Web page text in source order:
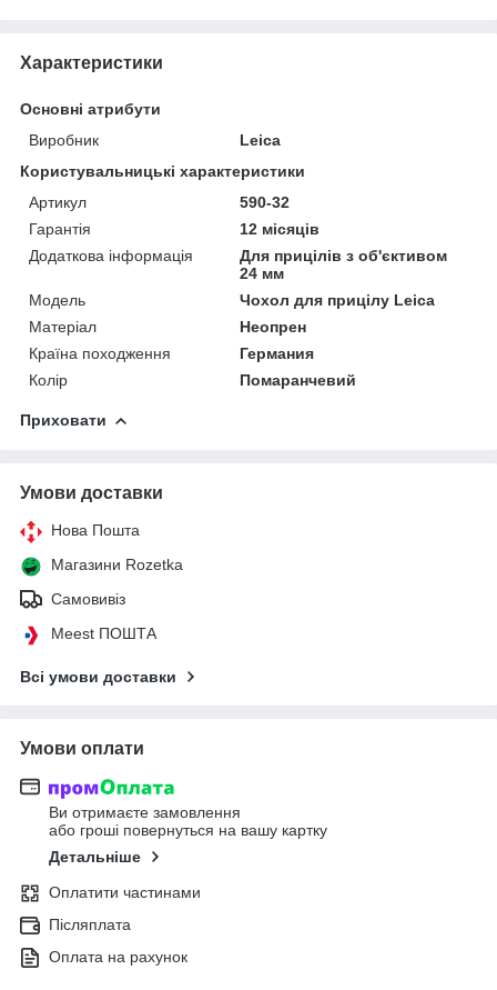
Характеристики
Основні атрибути
Виробник
Leica
Користувальницькі характеристики
Артикул
590-32
Гарантія
12 місяців
Додаткова інформація
Для прицілів з об'єктивом
24 мм
Мoдель
Чохол для прицілу Leica
Матеріал
Неопрен
Країна походження
Германия
Колір
Помаранчевий
Приховати
Умови доставки
Нова Пошта
Магазини Rozetka
Самовивіз
Meest ПОШТА
Всі умови доставки
Умови оплати
Ви отримаєте замовлення
або гроші повернуться на вашу картку
Детальніше
Оплатити частинами
Післяплата
Оплата на рахунок